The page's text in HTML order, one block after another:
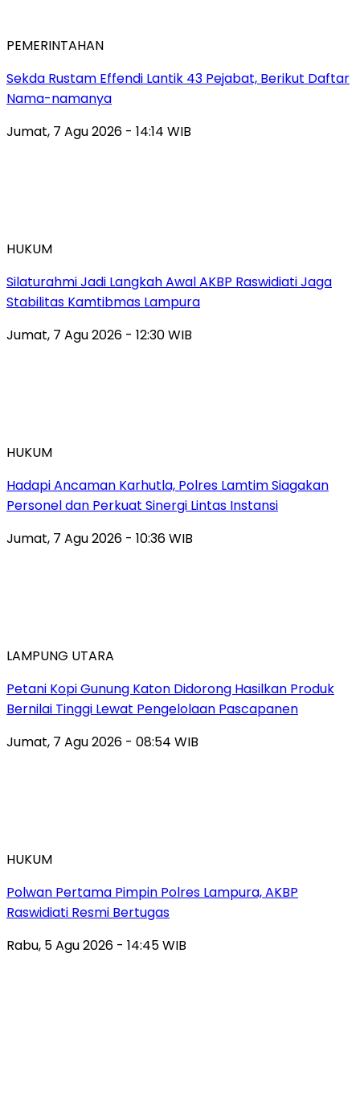
PEMERINTAHAN
Sekda Rustam Effendi Lantik 43 Pejabat, Berikut Daftar
Nama-namanya
Jumat, 7 Agu 2026 - 14:14 WIB
HUKUM
Silaturahmi Jadi Langkah Awal AKBP Raswidiati Jaga
Stabilitas Kamtibmas Lampura
Jumat, 7 Agu 2026 - 12:30 WIB
HUKUM
Hadapi Ancaman Karhutla, Polres Lamtim Siagakan
Personel dan Perkuat Sinergi Lintas Instansi
Jumat, 7 Agu 2026 - 10:36 WIB
LAMPUNG UTARA
Petani Kopi Gunung Katon Didorong Hasilkan Produk
Bernilai Tinggi Lewat Pengelolaan Pascapanen
Jumat, 7 Agu 2026 - 08:54 WIB
HUKUM
Polwan Pertama Pimpin Polres Lampura, AKBP
Raswidiati Resmi Bertugas
Rabu, 5 Agu 2026 - 14:45 WIB